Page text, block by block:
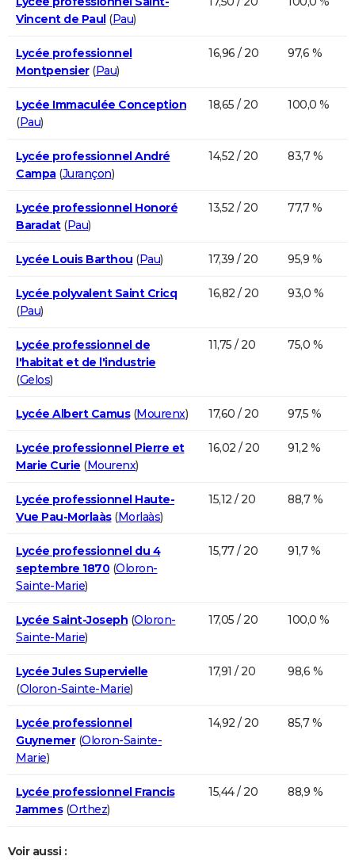
Vincent de Paul(Pau)
Lycée professionnel
Montpensier(Pau)
16,96 / 20 97,6 %
Lycée Immaculée Conception
(Pau)
18,65 / 20 100,0 %
Lycée professionnel André
Campa(Jurançon)
14,52 / 20 83,7 %
Lycée professionnel Honoré
Baradat(Pau)
13,52 / 20 77,7 %
Lycée Louis Barthou (Pau) 17,39 / 20 95,9 %
Lycée polyvalent Saint Cricq
(Pau)
16,82 / 20 93,0 %
Lycée professionnel de
l'habitat et de l'industrie
(Gelos)
11,75 / 20 75,0 %
Lycée Albert Camus(Mourenx) 17,60 / 20 97,5 %
Lycée professionnel Pierre et
Marie Curie (Mourenx)
16,02 / 20 91,2 %
Lycée professionnel Haute-
Vue Pau-Morlaàs(Morlaàs)
15,12 / 20 88,7 %
Lycée professionnel du 4
septembre 1870 (Oloron-
Sainte-Marie)
15,77 / 20 91,7 %
Lycée Saint-Joseph (Oloron-
Sainte-Marie)
17,05 / 20 100,0 %
Lycée Jules Supervielle
(Oloron-Sainte-Marie)
17,91 / 20 98,6 %
Lycée professionnel
Guynemer(Oloron-Sainte-
Marie)
14,92 / 20 85,7 %
Lycée professionnel Francis
Jammes(Orthez)
15,44 / 20 88,9 %
Voir aussi :